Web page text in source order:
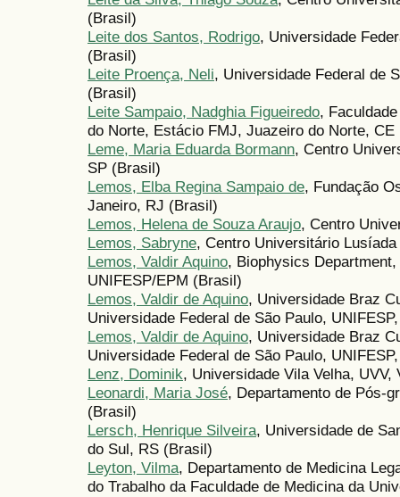
(Brasil)
Leite dos Santos, Rodrigo, Universidade
(Brasil)
Leite Proença, Neli, Universidade Federal de
(Brasil)
Leite Sampaio, Nadghia Figueiredo,
do Norte, Estácio FMJ, Juazeiro do Norte, CE
Leme, Maria Eduarda Bormann, Centro
SP (Brasil)
Lemos, Elba Regina Sampaio de, Fundação
Janeiro, RJ (Brasil)
Lemos, Helena de Souza Araujo, Centro
Lemos, Sabryne, Centro Universitário
Lemos, Valdir Aquino, Biophysics
UNIFESP/EPM (Brasil)
Lemos, Valdir de Aquino, Universidade Braz
Universidade Federal de São Paulo,
Lemos, Valdir de Aquino, Universidade Braz
Universidade Federal de São Paulo,
Lenz, Dominik, Universidade Vila Velha,
Leonardi, Maria José, Departamento de Pós-
(Brasil)
Lersch, Henrique Silveira, Universidade de
do Sul, RS (Brasil)
Leyton, Vilma, Departamento de Medicina
do Trabalho da Faculdade de Medicina da